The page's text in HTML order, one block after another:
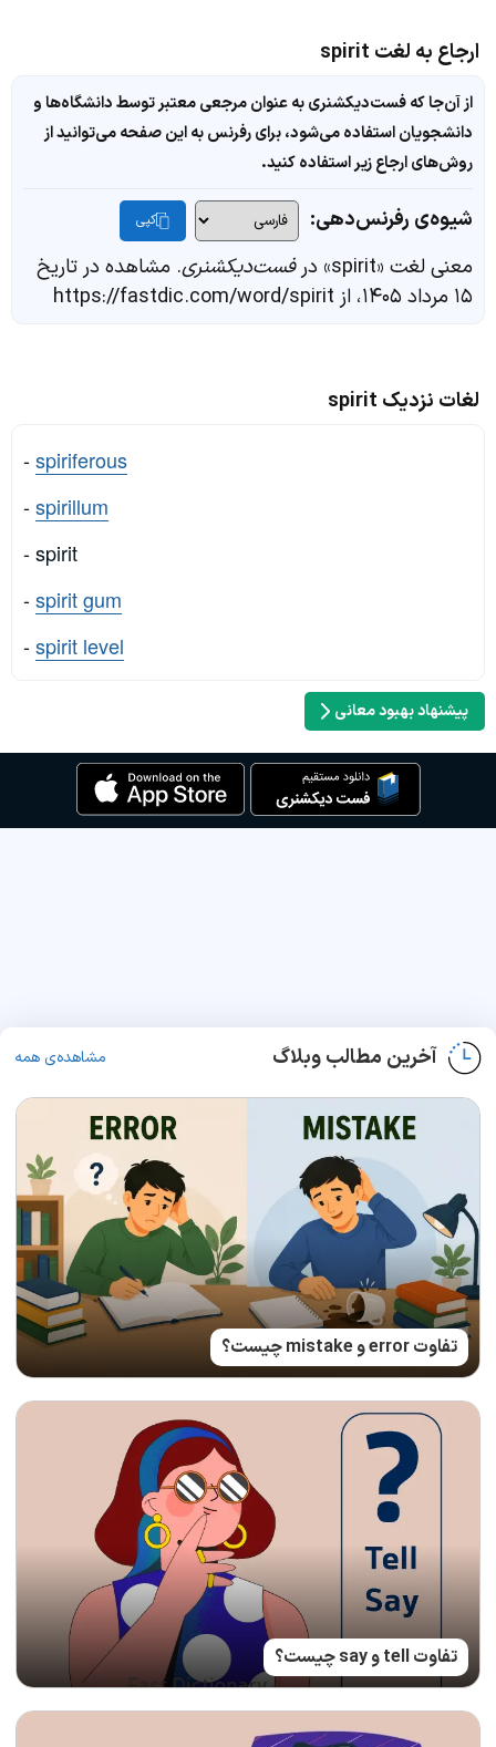
ارجاع به لغت spirit
از آن‌جا که فست‌دیکشنری به عنوان مرجعی معتبر توسط دانشگاه‌ها و
دانشجویان استفاده می‌شود، برای رفرنس به این صفحه می‌توانید از
روش‌های ارجاع زیر استفاده کنید.
شیوه‌ی رفرنس‌دهی: کپی
معنی لغت «spirit» در فست‌دیکشنری. مشاهده در تاریخ
۱۵ مرداد ۱۴۰۵، از https://fastdic.com/word/spirit
لغات نزدیک spirit
-spiriferous
-spirillum
- spirit
-spirit gum
-spirit level
پیشنهاد بهبود معانی
آخرین مطالب وبلاگ مشاهده‌ی همه
تفاوت error و mistake چیست؟
تفاوت tell و say چیست؟